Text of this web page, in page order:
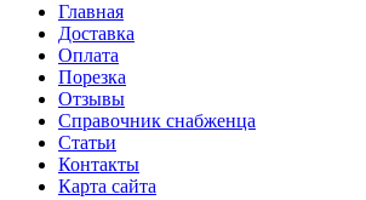
Главная
Доставка
Оплата
Порезка
Отзывы
Справочник снабженца
Статьи
Контакты
Карта сайта